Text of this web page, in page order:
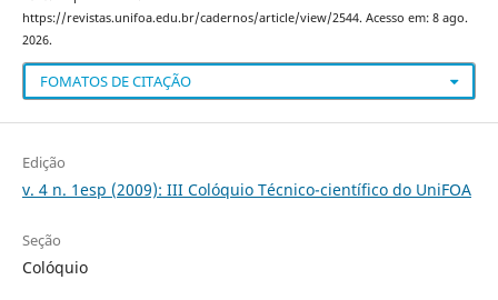
https://revistas.unifoa.edu.br/cadernos/article/view/2544. Acesso em: 8 ago.
2026.
FOMATOS DE CITAÇÃO
Edição
v. 4 n. 1esp (2009): III Colóquio Técnico-científico do UniFOA
Seção
Colóquio